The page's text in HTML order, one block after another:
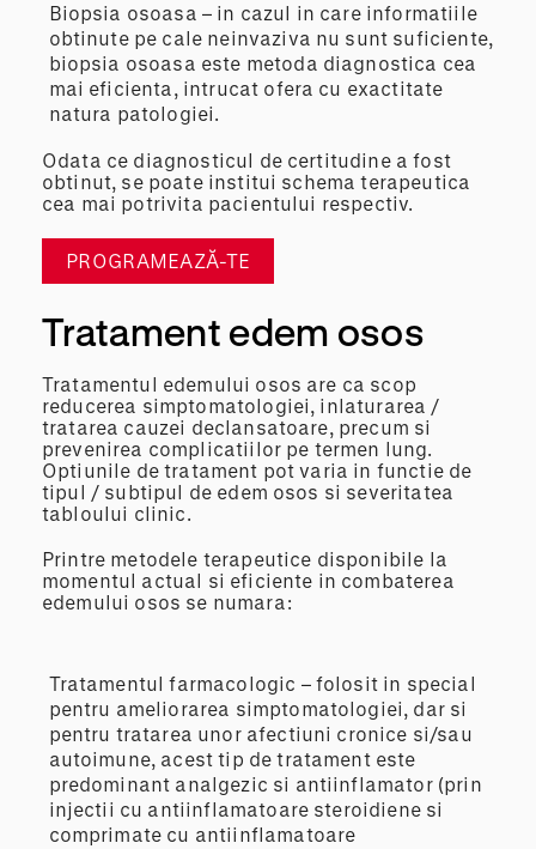
Biopsia osoasa – in cazul in care informatiile
obtinute pe cale neinvaziva nu sunt suficiente,
biopsia osoasa este metoda diagnostica cea
mai eficienta, intrucat ofera cu exactitate
natura patologiei.
Odata ce diagnosticul de certitudine a fost
obtinut, se poate institui schema terapeutica
cea mai potrivita pacientului respectiv.
PROGRAMEAZĂ-TE
Tratament edem osos
Tratamentul edemului osos are ca scop
reducerea simptomatologiei, inlaturarea /
tratarea cauzei declansatoare, precum si
prevenirea complicatiilor pe termen lung.
Optiunile de tratament pot varia in functie de
tipul / subtipul de edem osos si severitatea
tabloului clinic.
Printre metodele terapeutice disponibile la
momentul actual si eficiente in combaterea
edemului osos se numara:
Tratamentul farmacologic – folosit in special
pentru ameliorarea simptomatologiei, dar si
pentru tratarea unor afectiuni cronice si/sau
autoimune, acest tip de tratament este
predominant analgezic si antiinflamator (prin
injectii cu antiinflamatoare steroidiene si
comprimate cu antiinflamatoare